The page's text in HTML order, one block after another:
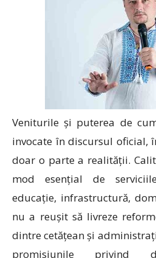
Veniturile și puterea de
invocate în discursul oficial,
doar o parte a realității.
mod esențial de
educație, infrastructură,
nu a reușit să livreze
dintre cetățean și
promisiunile privind